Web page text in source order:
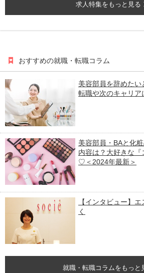
求人特集をもっと見る
おすすめの就職・転職コラム
美容部員を辞めた
転職や次のキャリア
美容部員・BAと化
内容は？大好きな『
♡＜2024年最新＞
【インタビュー】
く
就職・転職コラムをもっと